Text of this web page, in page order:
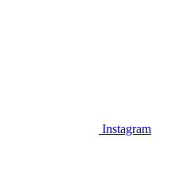
Instagram